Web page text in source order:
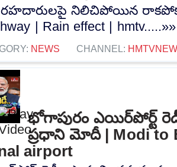
రహదారులపై నిలిచిపోయిన
| Rain effect | hmtv.....»»
NEWS CHANNEL:
భోగాపురం ఎయిర్‌పోర్ట్
ప్రధాని మోదీ | Modi to
airport